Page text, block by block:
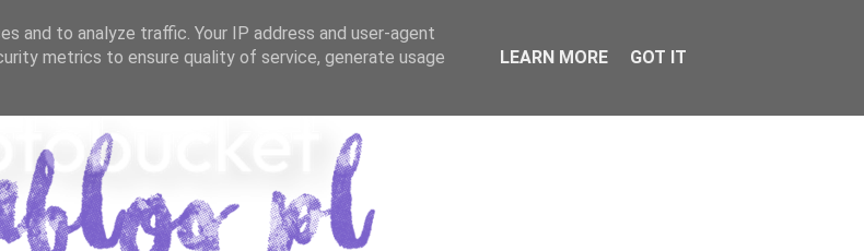
and to analyze traffic. Your IP address and user-agent
metrics to ensure quality of service, generate usage
LEARN MORE GOT IT